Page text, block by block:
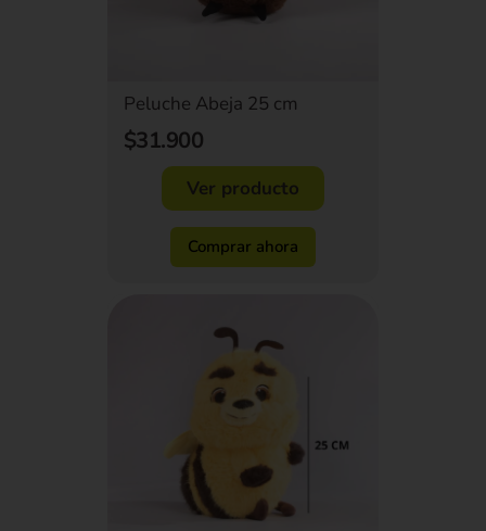
Peluche Abeja 25 cm
$31.900
Ver producto
Comprar ahora